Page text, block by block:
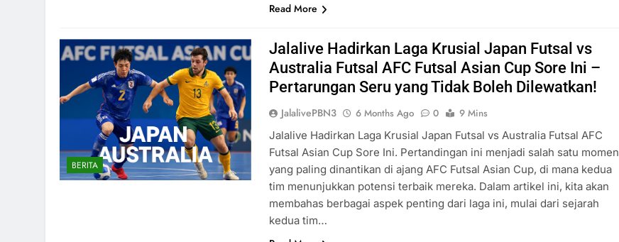
Read More
BERITA
Jalalive Hadirkan Laga Krusial Japan Futsal vs
Australia Futsal AFC Futsal Asian Cup Sore Ini –
Pertarungan Seru yang Tidak Boleh Dilewatkan!
JalalivePBN3 6 Months Ago 0
9 Mins
Jalalive Hadirkan Laga Krusial Japan Futsal vs Australia Futsal AFC
Futsal Asian Cup Sore Ini. Pertandingan ini menjadi salah satu momen
yang paling dinantikan di ajang AFC Futsal Asian Cup, di mana kedua
tim menunjukkan potensi terbaik mereka. Dalam artikel ini, kita akan
membahas berbagai aspek penting dari laga ini, mulai dari sejarah
kedua tim…